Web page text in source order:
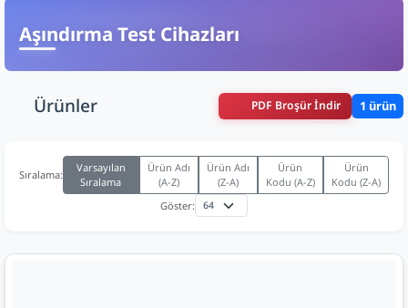
Aşındırma Test Cihazları
Ürünler PDF Broşür İndir 1 ürün
Sıralama:
Varsayılan
Sıralama
Ürün Adı
(A-Z)
Ürün Adı
(Z-A)
Ürün
Kodu (A-Z)
Ürün
Kodu (Z-A)
Göster: